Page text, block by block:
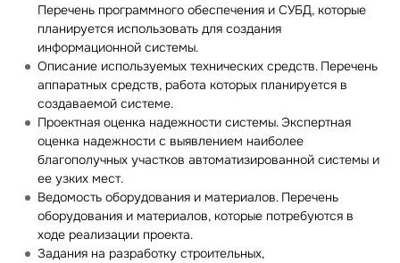
Перечень программного обеспечения и СУБД, которые
планируется использовать для создания
информационной системы.
Описание используемых технических средств. Перечень
аппаратных средств, работа которых планируется в
создаваемой системе.
Проектная оценка надежности системы. Экспертная
оценка надежности с выявлением наиболее
благополучных участков автоматизированной системы и
ее узких мест.
Ведомость оборудования и материалов. Перечень
оборудования и материалов, которые потребуются в
ходе реализации проекта.
Задания на разработку строительных,